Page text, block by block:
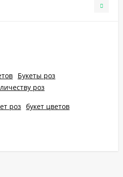
Букеты роз
роз
роз букет цветов